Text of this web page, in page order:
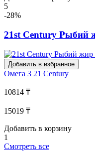
5
-28%
21st Century Рыбий
Добавить в избранное
Омега 3 21 Century
10814 ₸
15019 ₸
Добавить в корзину
1
Смотреть все